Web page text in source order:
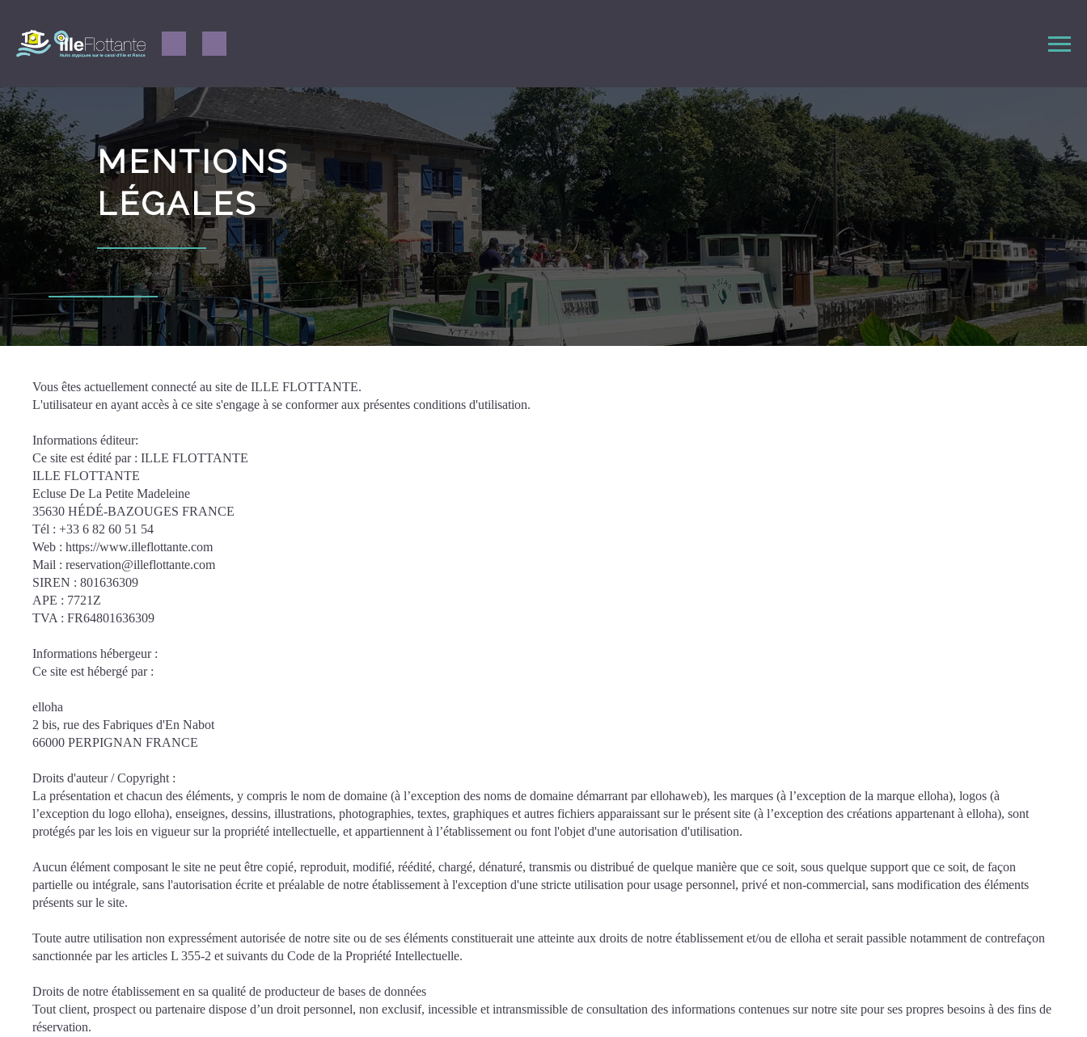
MENTIONS
LÉGALES
Vous êtes actuellement connecté au site de ILLE FLOTTANTE.
L'utilisateur en ayant accès à ce site s'engage à se conformer aux présentes conditions d'utilisation.
Informations éditeur:
Ce site est édité par : ILLE FLOTTANTE
ILLE FLOTTANTE
Ecluse De La Petite Madeleine
35630 HÉDÉ-BAZOUGES FRANCE
Tél : +33 6 82 60 51 54
Web : https://www.illeflottante.com
Mail : reservation@illeflottante.com
SIREN : 801636309
APE : 7721Z
TVA : FR64801636309
Informations hébergeur :
Ce site est hébergé par :
elloha
2 bis, rue des Fabriques d'En Nabot
66000 PERPIGNAN FRANCE
Droits d'auteur / Copyright :
La présentation et chacun des éléments, y compris le nom de domaine (à l’exception des noms de domaine démarrant par ellohaweb), les marques (à l’exception de la marque elloha), logos (à
l’exception du logo elloha), enseignes, dessins, illustrations, photographies, textes, graphiques et autres fichiers apparaissant sur le présent site (à l’exception des créations appartenant à elloha), sont
protégés par les lois en vigueur sur la propriété intellectuelle, et appartiennent à l’établissement ou font l'objet d'une autorisation d'utilisation.
Aucun élément composant le site ne peut être copié, reproduit, modifié, réédité, chargé, dénaturé, transmis ou distribué de quelque manière que ce soit, sous quelque support que ce soit, de façon
partielle ou intégrale, sans l'autorisation écrite et préalable de notre établissement à l'exception d'une stricte utilisation pour usage personnel, privé et non-commercial, sans modification des éléments
présents sur le site.
Toute autre utilisation non expressément autorisée de notre site ou de ses éléments constituerait une atteinte aux droits de notre établissement et/ou de elloha et serait passible notamment de contrefaçon
sanctionnée par les articles L 355-2 et suivants du Code de la Propriété Intellectuelle.
Droits de notre établissement en sa qualité de producteur de bases de données
Tout client, prospect ou partenaire dispose d’un droit personnel, non exclusif, incessible et intransmissible de consultation des informations contenues sur notre site pour ses propres besoins à des fins de
réservation.